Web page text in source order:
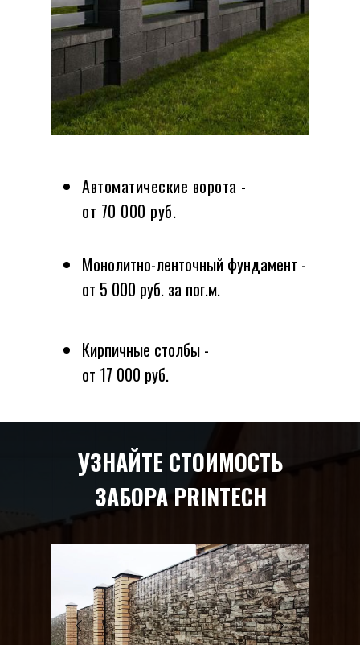
Автоматические ворота -
от 70 000 руб.
Монолитно-ленточный фундамент -
от 5 000 руб. за пог.м.
Кирпичные столбы -
от 17 000 руб.
УЗНАЙТЕ СТОИМОСТЬ
ЗАБОРА PRINTECH